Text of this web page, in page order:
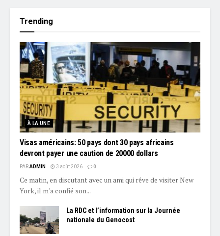
Trending
À LA UNE
Visas américains: 50 pays dont 30 pays africains
devront payer une caution de 20000 dollars
PARADMIN 3 août 2026 0
Ce matin, en discutant avec un ami qui rêve de visiter New
York, il m'a confié son...
La RDC et l’information sur la Journée
nationale du Genocost